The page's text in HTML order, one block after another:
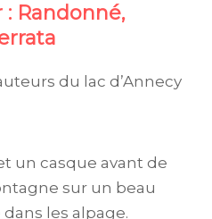
Randonné,
du lac d’Annecy
un casque avant de
sur un beau
les alpage.